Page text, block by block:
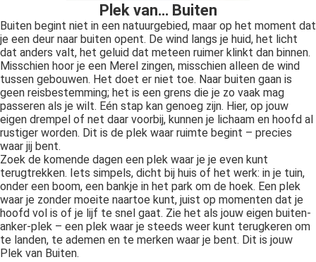
Plek van… Buiten
Buiten begint niet in een natuurgebied, maar op het moment dat
je een deur naar buiten opent. De wind langs je huid, het licht
dat anders valt, het geluid dat meteen ruimer klinkt dan binnen.
Misschien hoor je een Merel zingen, misschien alleen de wind
tussen gebouwen. Het doet er niet toe. Naar buiten gaan is
geen reisbestemming; het is een grens die je zo vaak mag
passeren als je wilt. Eén stap kan genoeg zijn. Hier, op jouw
eigen drempel of net daar voorbij, kunnen je lichaam en hoofd al
rustiger worden. Dit is de plek waar ruimte begint – precies
waar jij bent.
Zoek de komende dagen een plek waar je je even kunt
terugtrekken. Iets simpels, dicht bij huis of het werk: in je tuin,
onder een boom, een bankje in het park om de hoek. Een plek
waar je zonder moeite naartoe kunt, juist op momenten dat je
hoofd vol is of je lijf te snel gaat. Zie het als jouw eigen buiten-
anker-plek – een plek waar je steeds weer kunt terugkeren om
te landen, te ademen en te merken waar je bent. Dit is jouw
Plek van Buiten.